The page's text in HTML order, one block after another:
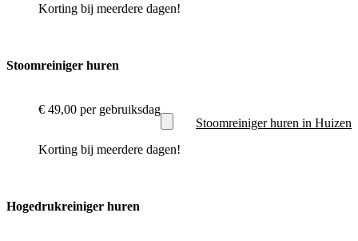
Korting bij meerdere dagen!
Stoomreiniger huren
€ 49,00 per gebruiksdag
Korting bij meerdere dagen!
Stoomreiniger huren in Huizen
Hogedrukreiniger huren